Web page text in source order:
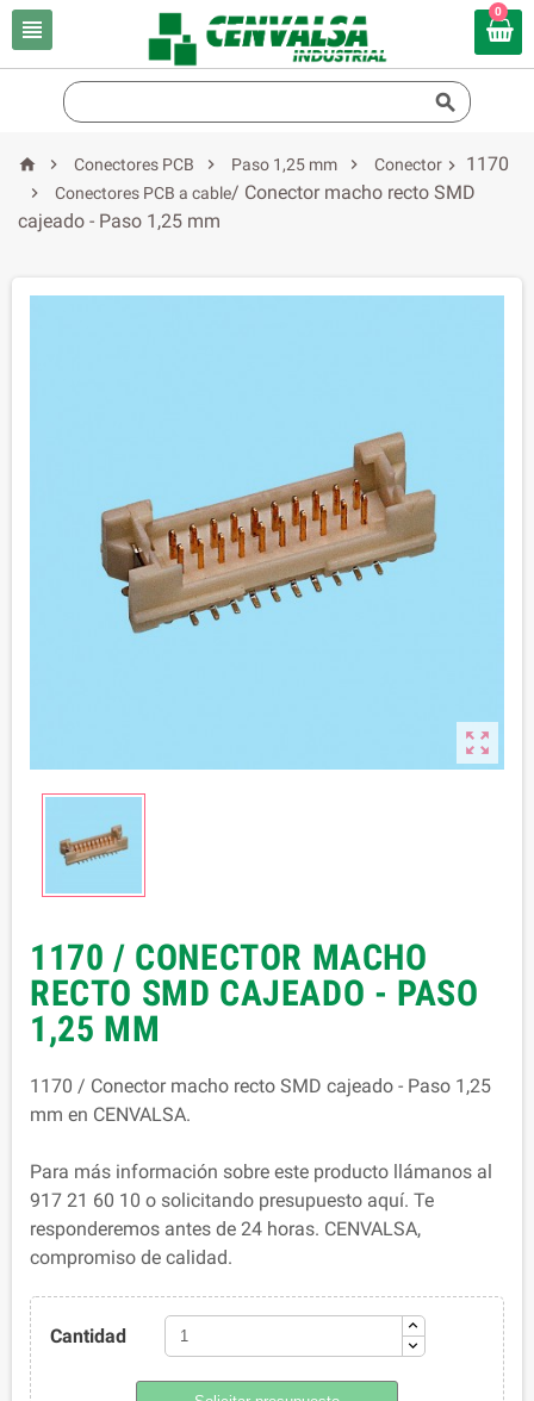

0

  Conectores PCB  Paso 1,25 mm 
Conector

Conectores PCB a cable

1170
/ Conector macho recto SMD
cajeado - Paso 1,25 mm

1170 / CONECTOR MACHO
RECTO SMD CAJEADO - PASO
1,25 MM
1170 / Conector macho recto SMD cajeado - Paso 1,25
mm en CENVALSA.
Para más información sobre este producto llámanos al
917 21 60 10 o solicitando presupuesto aquí. Te
responderemos antes de 24 horas. CENVALSA,
compromiso de calidad.
Cantidad